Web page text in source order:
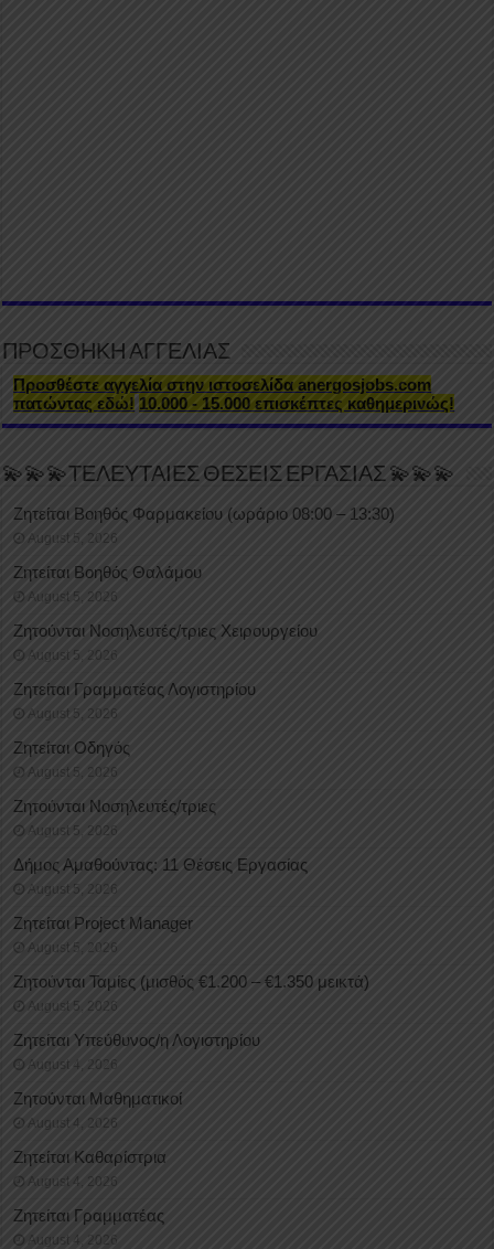
ΠΡΟΣΘΗΚΗ ΑΓΓΕΛΙΑΣ
Προσθέστε αγγελία στην ιστοσελίδα anergosjobs.com
πατώντας εδώ! 10.000 - 15.000 επισκέπτες καθημερινώς!
💫💫💫ΤΕΛΕΥΤΑΙΕΣ ΘΕΣΕΙΣ ΕΡΓΑΣΙΑΣ 💫💫💫
Ζητείται Βοηθός Φαρμακείου (ωράριο 08:00 – 13:30)
August 5, 2026
Ζητείται Βοηθός Θαλάμου
August 5, 2026
Ζητούνται Νοσηλευτές/τριες Χειρουργείου
August 5, 2026
Ζητείται Γραμματέας Λογιστηρίου
August 5, 2026
Ζητείται Οδηγός
August 5, 2026
Ζητούνται Νοσηλευτές/τριες
August 5, 2026
Δήμος Αμαθούντας: 11 Θέσεις Εργασίας
August 5, 2026
Ζητείται Project Manager
August 5, 2026
Ζητούνται Ταμίες (μισθός €1.200 – €1.350 μεικτά)
August 5, 2026
Ζητείται Υπεύθυνος/η Λογιστηρίου
August 4, 2026
Ζητούνται Μαθηματικοί
August 4, 2026
Ζητείται Καθαρίστρια
August 4, 2026
Ζητείται Γραμματέας
August 4, 2026